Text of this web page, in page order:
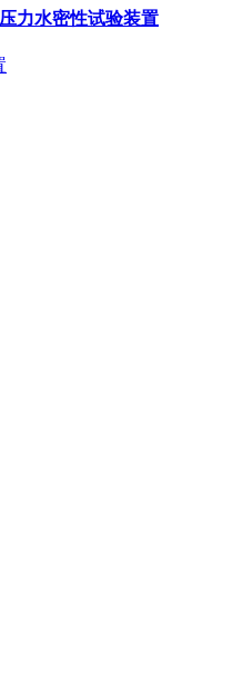
力水密性试验装置